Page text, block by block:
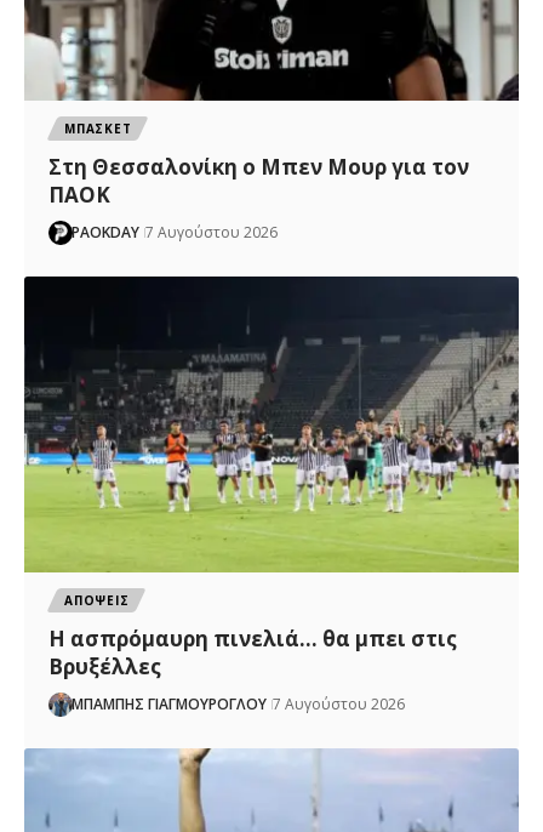
ΜΠΑΣΚΕΤ
Στη Θεσσαλονίκη ο Μπεν Μουρ για τον
ΠΑΟΚ
PAOKDAY 7 Αυγούστου 2026
ΑΠΟΨΕΙΣ
Η ασπρόμαυρη πινελιά… θα μπει στις
Βρυξέλλες
ΜΠΑΜΠΗΣ ΓΙΑΓΜΟΥΡΟΓΛΟΥ 7 Αυγούστου 2026